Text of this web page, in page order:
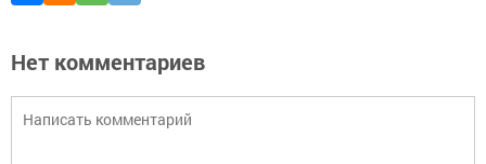
Нет комментариев